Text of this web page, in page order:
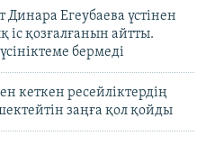
Динара Егеубаева үстінен
іс қозғалғанын айтты.
бермеді
кеткен ресейліктердің
заңға қол қойды